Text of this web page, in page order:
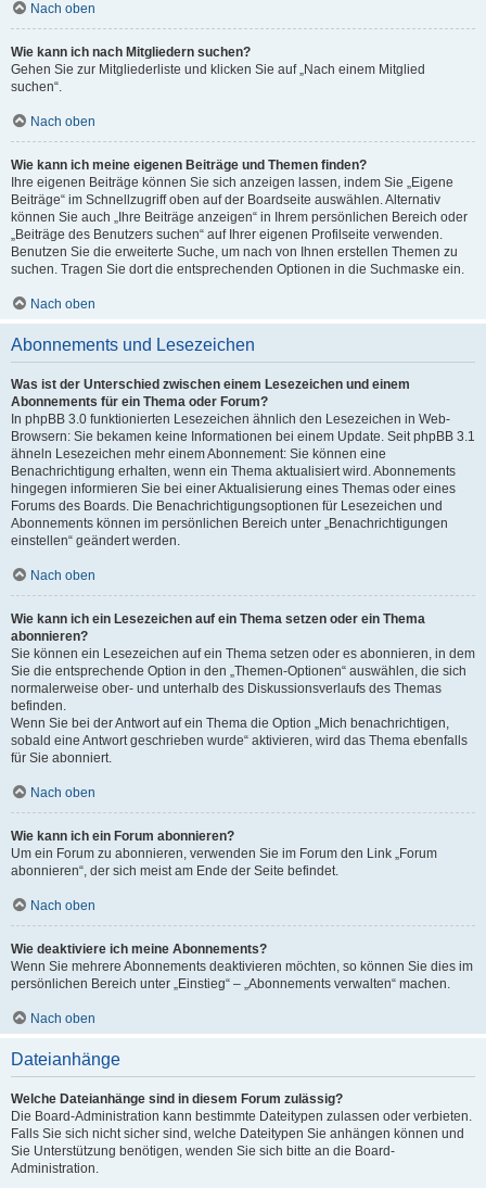
Nach oben
Wie kann ich nach Mitgliedern suchen?
Gehen Sie zur Mitgliederliste und klicken Sie auf „Nach einem Mitglied
suchen“.
Nach oben
Wie kann ich meine eigenen Beiträge und Themen finden?
Ihre eigenen Beiträge können Sie sich anzeigen lassen, indem Sie „Eigene
Beiträge“ im Schnellzugriff oben auf der Boardseite auswählen. Alternativ
können Sie auch „Ihre Beiträge anzeigen“ in Ihrem persönlichen Bereich oder
„Beiträge des Benutzers suchen“ auf Ihrer eigenen Profilseite verwenden.
Benutzen Sie die erweiterte Suche, um nach von Ihnen erstellen Themen zu
suchen. Tragen Sie dort die entsprechenden Optionen in die Suchmaske ein.
Nach oben
Abonnements und Lesezeichen
Was ist der Unterschied zwischen einem Lesezeichen und einem
Abonnements für ein Thema oder Forum?
In phpBB 3.0 funktionierten Lesezeichen ähnlich den Lesezeichen in Web-
Browsern: Sie bekamen keine Informationen bei einem Update. Seit phpBB 3.1
ähneln Lesezeichen mehr einem Abonnement: Sie können eine
Benachrichtigung erhalten, wenn ein Thema aktualisiert wird. Abonnements
hingegen informieren Sie bei einer Aktualisierung eines Themas oder eines
Forums des Boards. Die Benachrichtigungsoptionen für Lesezeichen und
Abonnements können im persönlichen Bereich unter „Benachrichtigungen
einstellen“ geändert werden.
Nach oben
Wie kann ich ein Lesezeichen auf ein Thema setzen oder ein Thema
abonnieren?
Sie können ein Lesezeichen auf ein Thema setzen oder es abonnieren, in dem
Sie die entsprechende Option in den „Themen-Optionen“ auswählen, die sich
normalerweise ober- und unterhalb des Diskussionsverlaufs des Themas
befinden.
Wenn Sie bei der Antwort auf ein Thema die Option „Mich benachrichtigen,
sobald eine Antwort geschrieben wurde“ aktivieren, wird das Thema ebenfalls
für Sie abonniert.
Nach oben
Wie kann ich ein Forum abonnieren?
Um ein Forum zu abonnieren, verwenden Sie im Forum den Link „Forum
abonnieren“, der sich meist am Ende der Seite befindet.
Nach oben
Wie deaktiviere ich meine Abonnements?
Wenn Sie mehrere Abonnements deaktivieren möchten, so können Sie dies im
persönlichen Bereich unter „Einstieg“ – „Abonnements verwalten“ machen.
Nach oben
Dateianhänge
Welche Dateianhänge sind in diesem Forum zulässig?
Die Board-Administration kann bestimmte Dateitypen zulassen oder verbieten.
Falls Sie sich nicht sicher sind, welche Dateitypen Sie anhängen können und
Sie Unterstützung benötigen, wenden Sie sich bitte an die Board-
Administration.